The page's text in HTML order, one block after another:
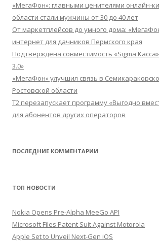
«МегаФон»: главными ценителями онлайн-
области стали мужчины от 30 до 40 лет
От маркетплейсов до умного дома:
интернет для дачников Пермского края
Подтверждена совместимость «Sigma
3.0»
«МегаФон» улучшил связь в
Ростовской области
Т2 перезапускает программу «Выгодно
для абонентов других операторов
ПОСЛЕДНИЕ КОММЕНТАРИИ
ТОП НОВОСТИ
Nokia Opens Pre-Alpha MeeGo API
Microsoft Files Patent Suit Against Motorola
Apple Set to Unveil Next-Gen iOS